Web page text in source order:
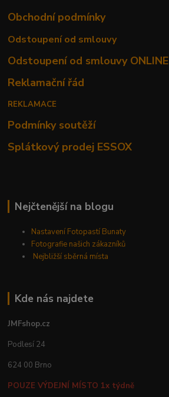
Obchodní podmínky
Odstoupení od smlouvy
Odstoupení od smlouvy ONLINE
Reklamační řád
REKLAMACE
Podmínky soutěží
Splátkový prodej ESSOX
Nejčtenější na blogu
Nastavení Fotopastí Bunaty
Fotografie našich zákazníků
Nejbližší sběrná místa
Kde nás najdete
JMFshop.cz
Podlesí 24
624 00 Brno
POUZE VÝDEJNÍ MÍSTO 1x týdně